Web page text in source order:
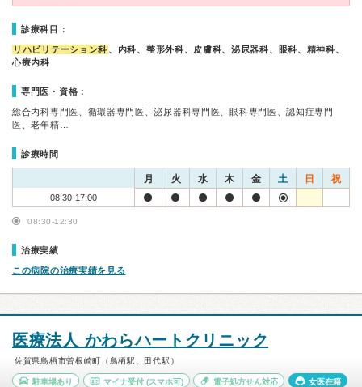
診療科目：
リハビリテーション科 、内科、整形外科、皮膚科、泌尿器科、眼科、精神科、
心療内科
専門医・資格：
総合内科専門医、循環器専門医、泌尿器科専門医、眼科専門医、認知症専門
医、老年精…
診療時間
月 火 水 木 金 土 日 祝
08:30-17:00
08:30-12:30
治療実績
この病院の治療実績を見る
医療法人 かわらハートクリニック
佐賀県鳥栖市曽根崎町（鳥栖駅、田代駅）
駐車場あり マイナ受付(スマホ可) 電子処方せん対応 女医在籍